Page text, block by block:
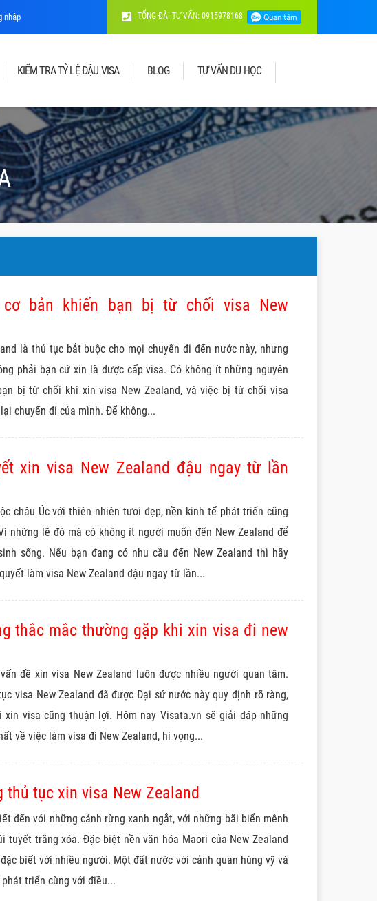
nhập TỔNG ĐÀI TƯ VẤN: 0915978168
KIỂM TRA TỶ LỆ ĐẬU VISA BLOG TƯ VẤN DU HỌC
bản khiến bạn bị từ chối visa New
là thủ tục bắt buộc cho mọi chuyến đi đến nước này, nhưng
phải bạn cứ xin là được cấp visa. Có không ít những nguyên
bị từ chối khi xin visa New Zealand, và việc bị từ chối visa
chuyến đi của mình. Để không...
xin visa New Zealand đậu ngay từ lần
châu Úc với thiên nhiên tươi đẹp, nền kinh tế phát triển cũng
những lẽ đó mà có không ít người muốn đến New Zealand để
sống. Nếu bạn đang có nhu cầu đến New Zealand thì hãy
làm visa New Zealand đậu ngay từ lần...
thắc mắc thường gặp khi xin visa đi new
đề xin visa New Zealand luôn được nhiều người quan tâm.
visa New Zealand đã được Đại sứ nước này quy định rõ ràng,
xin visa cũng thuận lợi. Hôm nay Visata.vn sẽ giải đáp những
về việc làm visa đi New Zealand, hi vọng...
thủ tục xin visa New Zealand
đến với những cánh rừng xanh ngắt, với những bãi biển mênh
tuyết trắng xóa. Đặc biệt nền văn hóa Maori của New Zealand
biết với nhiều người. Một đất nước với cảnh quan hùng vỹ và
triển cùng với điều...